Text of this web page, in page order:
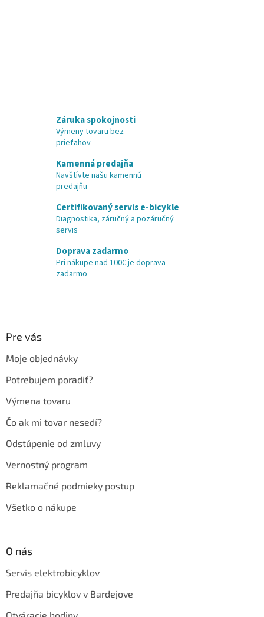
Záruka spokojnosti
Výmeny tovaru bez
prieťahov
Kamenná predajňa
Navštívte našu kamennú
predajňu
Certifikovaný servis e-bicykle
Diagnostika, záručný a pozáručný
servis
Doprava zadarmo
Pri nákupe nad 100€ je doprava
zadarmo
Pre vás
Moje objednávky
Potrebujem poradiť?
Výmena tovaru
Čo ak mi tovar nesedí?
Odstúpenie od zmluvy
Vernostný program
Reklamačné podmieky postup
Všetko o nákupe
O nás
Servis elektrobicyklov
Predajňa bicyklov v Bardejove